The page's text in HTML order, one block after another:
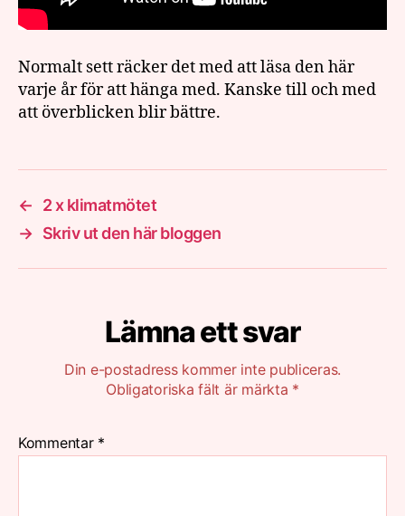
Normalt sett räcker det med att läsa den här
varje år för att hänga med. Kanske till och med
att överblicken blir bättre.
←
2 x klimatmötet
→ Skriv ut den här bloggen
Lämna ett svar
Din e-postadress kommer inte publiceras.
Obligatoriska fält är märkta *
Kommentar *